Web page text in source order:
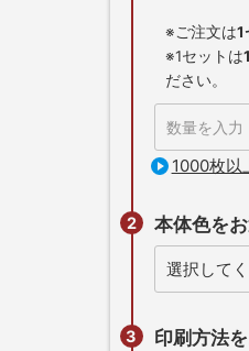
※ご注文は1
※1セットは
ださい。
1000枚以
本体色を
印刷方法